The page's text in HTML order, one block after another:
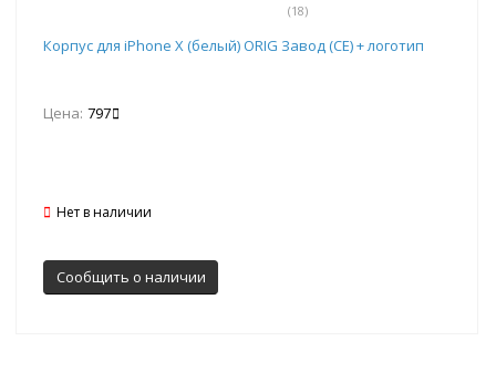
(18)
Корпус для iPhone X (белый) ORIG Завод (CE) + логотип
Цена: 797
Нет в наличии
Сообщить о наличии